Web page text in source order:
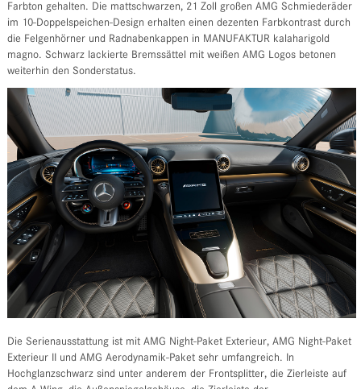
Farbton gehalten. Die mattschwarzen, 21 Zoll großen AMG Schmiederäder
im 10-Doppelspeichen-Design erhalten einen dezenten Farbkontrast durch
die Felgenhörner und Radnabenkappen in MANUFAKTUR kalaharigold
magno. Schwarz lackierte Bremssättel mit weißen AMG Logos betonen
weiterhin den Sonderstatus.
Die Serienausstattung ist mit AMG Night-Paket Exterieur, AMG Night-Paket
Exterieur II und AMG Aerodynamik-Paket sehr umfangreich. In
Hochglanzschwarz sind unter anderem der Frontsplitter, die Zierleiste auf